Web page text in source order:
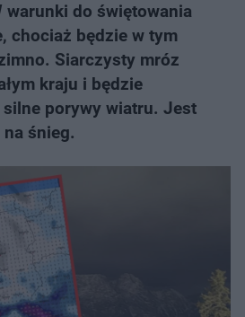
warunki do świętowania
chociaż będzie w tym
Siarczysty mróz
kraju i będzie
porywy wiatru. Jest
śnieg.